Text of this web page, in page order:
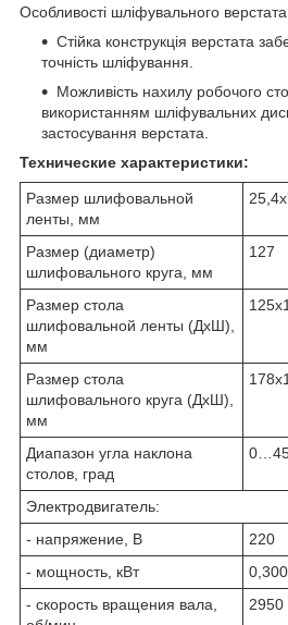
Особливості шліфувального
Стійка конструкція верстата
точність шліфування.
Можливість нахилу робочого
використанням шліфувальних
застосування верстата.
Технические характеристики:
Размер шлифовальной
ленты, мм
Размер (диаметр)
шлифовального круга, мм
127
Размер стола
шлифовальной ленты (ДхШ),
мм
Размер стола
шлифовального круга (ДхШ),
мм
Диапазон угла наклона
столов, град
Электродвигатель:
- напряжение, В
220
- мощность, кВт
0,300
- скорость вращения вала,
2950